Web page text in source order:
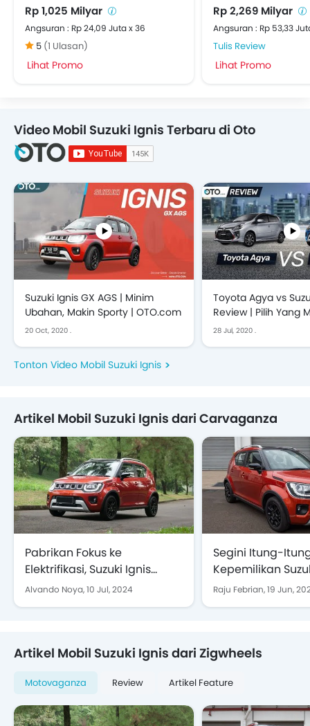
Rp 1,025 Milyar
Angsuran : Rp 24,09 Juta x 36
5 (1 Ulasan)
Lihat Promo
Rp 2,269 Milyar
Angsuran : Rp 53,33
Tulis Review
Lihat Promo
Video Mobil Suzuki Ignis Terbaru di Oto
Suzuki Ignis GX AGS | Minim
Ubahan, Makin Sporty | OTO.com
20 Oct, 2020 .
Toyota Agya vs
Review | Pilih Yang
OTO.com
28 Jul, 2020 .
Tonton Video Mobil Suzuki Ignis
Artikel Mobil Suzuki Ignis dari Carvaganza
Pabrikan Fokus ke
Elektrifikasi, Suzuki Ignis
Akhirnya Diskontinyu di
Alvando Noya,10 Jul, 2024
Segini Itung-
Kepemilikan
Ignis
Raju Febrian,19 Jun,
Artikel Mobil Suzuki Ignis dari Zigwheels
Motovaganza Review Artikel Feature